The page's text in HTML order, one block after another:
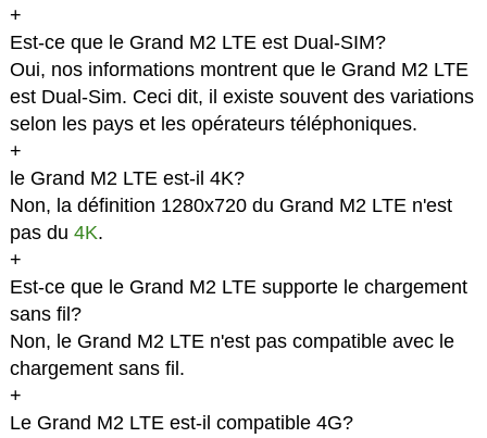
+
Est-ce que le Grand M2 LTE est Dual-SIM?
Oui, nos informations montrent que le Grand M2 LTE
est Dual-Sim. Ceci dit, il existe souvent des variations
selon les pays et les opérateurs téléphoniques.
+
le Grand M2 LTE est-il 4K?
Non, la définition 1280x720 du Grand M2 LTE n'est
pas du 4K.
+
Est-ce que le Grand M2 LTE supporte le chargement
sans fil?
Non, le Grand M2 LTE n'est pas compatible avec le
chargement sans fil.
+
Le Grand M2 LTE est-il compatible 4G?